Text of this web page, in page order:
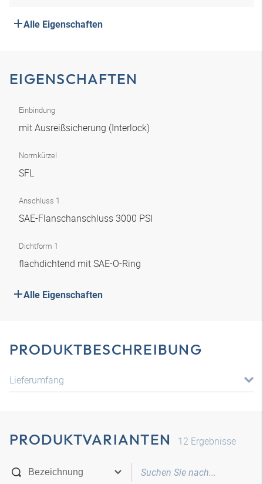
Alle Eigenschaften
EIGENSCHAFTEN
Einbindung
mit Ausreißsicherung (Interlock)
Normkürzel
SFL
Anschluss 1
SAE-Flanschanschluss 3000 PSI
Dichtform 1
flachdichtend mit SAE-O-Ring
Alle Eigenschaften
PRODUKTBESCHREIBUNG
Lieferumfang
PRODUKTVARIANTEN 12 Ergebnisse